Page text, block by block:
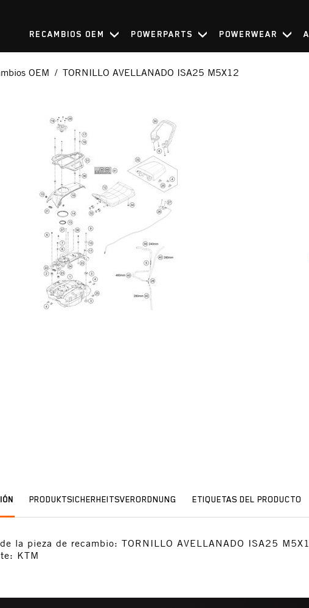
RECAMBIOS OEM POWERPARTS POWERWEAR
OEM TORNILLO AVELLANADO ISA25 M5X12
PRODUKTSICHERHEITSVERORDNUNG ETIQUETAS DEL PRODUCTO
la pieza de recambio: TORNILLO AVELLANADO ISA25
KTM